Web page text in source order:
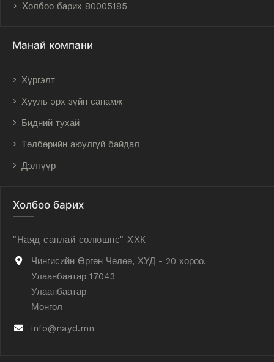
Холбоо барих 80005185
Манай компани
Хүргэлт
Хууль эрх зүйн санамж
Бидний тухай
Төлбөрийн аюулгүй байдал
Дэлгүүр
Холбоо барих
"Наяд саплай солюшнс" ХХК
Чингисийн Өргөн Чөлөө, ХУД - 20 хороо,
Улаанбаатар 17043
Улаанбаатар
Монгол
info@nayd.mn